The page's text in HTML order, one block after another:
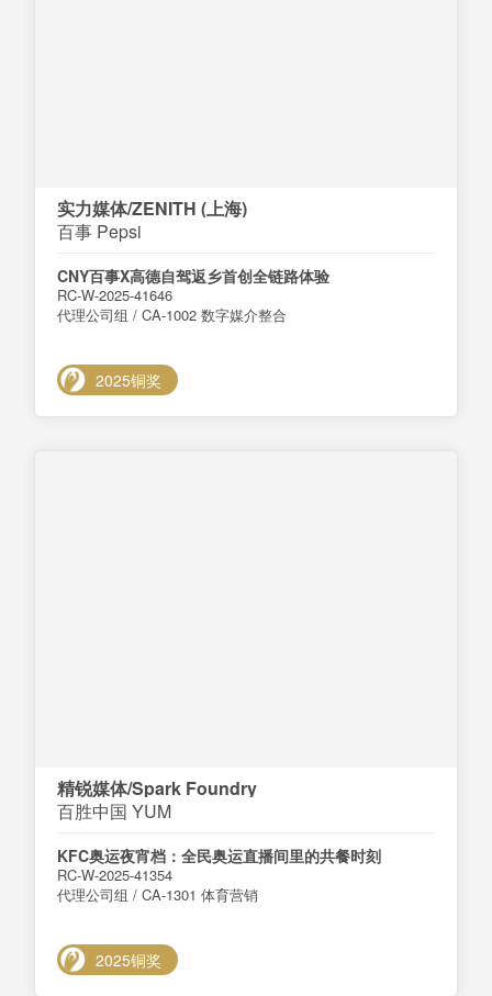
实力媒体/ZENITH (上海)
百事 Pepsi
CNY百事X高德自驾返乡首创全链路体验
RC-W-2025-41646
代理公司组 / CA-1002 数字媒介整合
2025铜奖
精锐媒体/Spark Foundry
百胜中国 YUM
KFC奥运夜宵档：全民奥运直播间里的共餐时刻
RC-W-2025-41354
代理公司组 / CA-1301 体育营销
2025铜奖